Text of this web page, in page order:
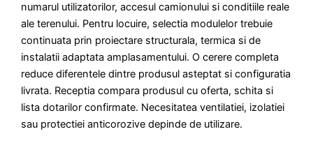
numarul utilizatorilor, accesul camionului si conditiile reale
ale terenului. Pentru locuire, selectia modulelor trebuie
continuata prin proiectare structurala, termica si de
instalatii adaptata amplasamentului. O cerere completa
reduce diferentele dintre produsul asteptat si configuratia
livrata. Receptia compara produsul cu oferta, schita si
lista dotarilor confirmate. Necesitatea ventilatiei, izolatiei
sau protectiei anticorozive depinde de utilizare.